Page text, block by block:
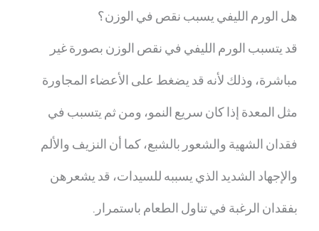
هل الورم الليفي يسبب نقص في الوزن؟
قد يتسبب الورم الليفي في نقص الوزن بصورة غير
مباشرة، وذلك لأنه قد يضغط على الأعضاء المجاورة
مثل المعدة إذا كان سريع النمو، ومن ثم يتسبب في
فقدان الشهية والشعور بالشبع، كما أن النزيف والألم
والإجهاد الشديد الذي يسببه للسيدات، قد يشعرهن
بفقدان الرغبة في تناول الطعام باستمرار.